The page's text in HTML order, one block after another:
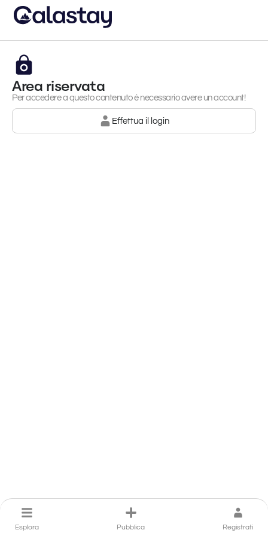
Esplora Pubblica Registrati
Area riservata
Per accedere a questo contenuto è necessario avere un account!
Effettua il login